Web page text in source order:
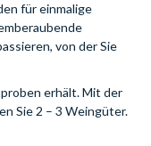
für einmalige
von der Sie
erhält. Mit der
Sie 2 – 3 Weingüter.